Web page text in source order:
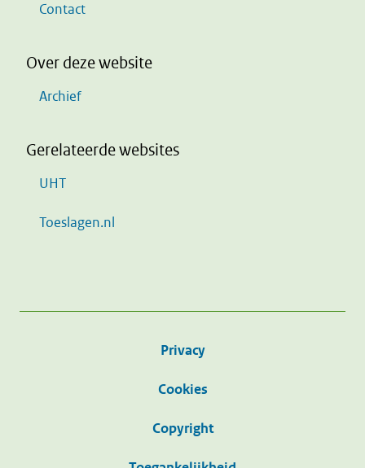
Contact
Over deze website
Archief
Gerelateerde websites
UHT
Toeslagen.nl
Privacy
Cookies
Copyright